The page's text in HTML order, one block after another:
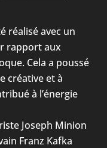
réalisé avec un
rapport aux
Cela a poussé
créative et à
à l’énergie
Joseph Minion
Franz Kafka